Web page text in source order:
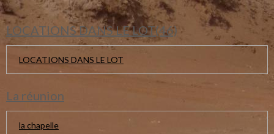
LOCATIONS DANS LE LOT(46)
LOCATIONS DANS LE LOT
La réunion
la chapelle